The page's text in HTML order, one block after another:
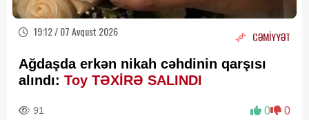
19:12 / 07 Avqust 2026 CƏMİYYƏT
Ağdaşda erkən nikah cəhdinin qarşısı
alındı: Toy TƏXİRƏ SALINDI
91 0 0